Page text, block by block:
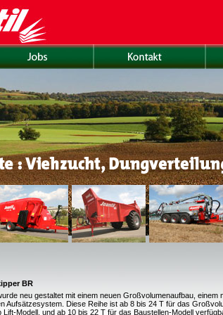
BR
neu gestaltet mit einem neuen Großvolumenaufbau, einem
Aufsätzesystem. Diese Reihe ist ab 8 bis 24 T für das
Lift-Modell, und ab 10 bis 22 T für das Baustellen-Modell